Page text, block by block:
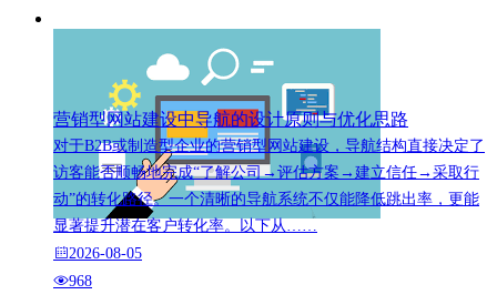
营销型网站建设中导航的设计原则与优化思路
对于B2B或制造型企业的营销型网站建设，导航结构直接决定了
访客能否顺畅地完成“了解公司→评估方案→建立信任→采取行
动”的转化路径。一个清晰的导航系统不仅能降低跳出率，更能
显著提升潜在客户转化率。以下从……
2026-08-05
968